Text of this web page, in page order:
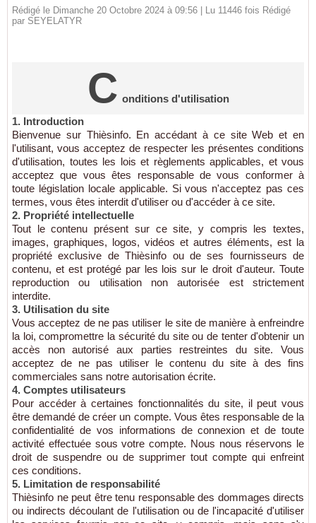
Rédigé le Dimanche 20 Octobre 2024 à 09:56 | Lu 11446 fois Rédigé
par SEYELATYR
C onditions d'utilisation
1. Introduction
Bienvenue sur Thièsinfo. En accédant à ce site Web et en
l'utilisant, vous acceptez de respecter les présentes conditions
d'utilisation, toutes les lois et règlements applicables, et vous
acceptez que vous êtes responsable de vous conformer à
toute législation locale applicable. Si vous n'acceptez pas ces
termes, vous êtes interdit d'utiliser ou d'accéder à ce site.
2. Propriété intellectuelle
Tout le contenu présent sur ce site, y compris les textes,
images, graphiques, logos, vidéos et autres éléments, est la
propriété exclusive de Thièsinfo ou de ses fournisseurs de
contenu, et est protégé par les lois sur le droit d'auteur. Toute
reproduction ou utilisation non autorisée est strictement
interdite.
3. Utilisation du site
Vous acceptez de ne pas utiliser le site de manière à enfreindre
la loi, compromettre la sécurité du site ou de tenter d'obtenir un
accès non autorisé aux parties restreintes du site. Vous
acceptez de ne pas utiliser le contenu du site à des fins
commerciales sans notre autorisation écrite.
4. Comptes utilisateurs
Pour accéder à certaines fonctionnalités du site, il peut vous
être demandé de créer un compte. Vous êtes responsable de la
confidentialité de vos informations de connexion et de toute
activité effectuée sous votre compte. Nous nous réservons le
droit de suspendre ou de supprimer tout compte qui enfreint
ces conditions.
5. Limitation de responsabilité
Thièsinfo ne peut être tenu responsable des dommages directs
ou indirects découlant de l'utilisation ou de l'incapacité d'utiliser